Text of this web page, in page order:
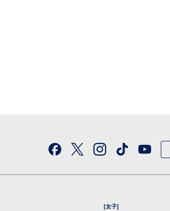
[女子]